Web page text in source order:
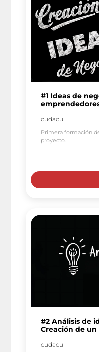
#1 Ideas de
cudacu
Primera formación
proyecto.
#2 Análisis de
Creación de
cudacu